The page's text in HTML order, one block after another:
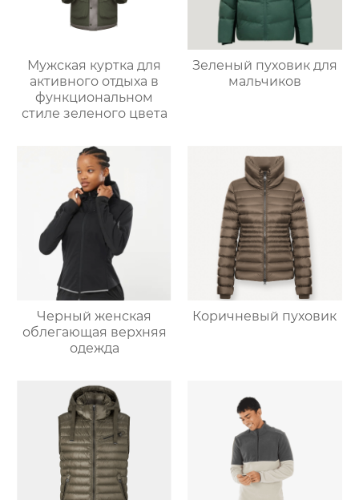
Мужская куртка для
активного отдыха в
функциональном
стиле зеленого цвета
Зеленый пуховик для
мальчиков
Черный женская
облегающая верхняя
одежда
Коричневый пуховик